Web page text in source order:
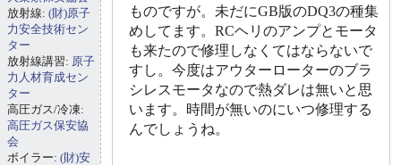
ものですが。未だにGB版のDQ3の種集
めしてます。RCヘリのアンプとモータ
も来たので修理しなくてはならないで
すし。今度はアウターローターのブラ
シレスモータなので熱ダレは無いと思
います。時間が無いのにいつ修理する
んでしょうね。
放射線: (財)原子
力安全技術セン
ター
放射線講習: 原子
力人材育成セン
ター
高圧ガス/冷凍:
高圧ガス保安協
会
ボイラー: (財)安